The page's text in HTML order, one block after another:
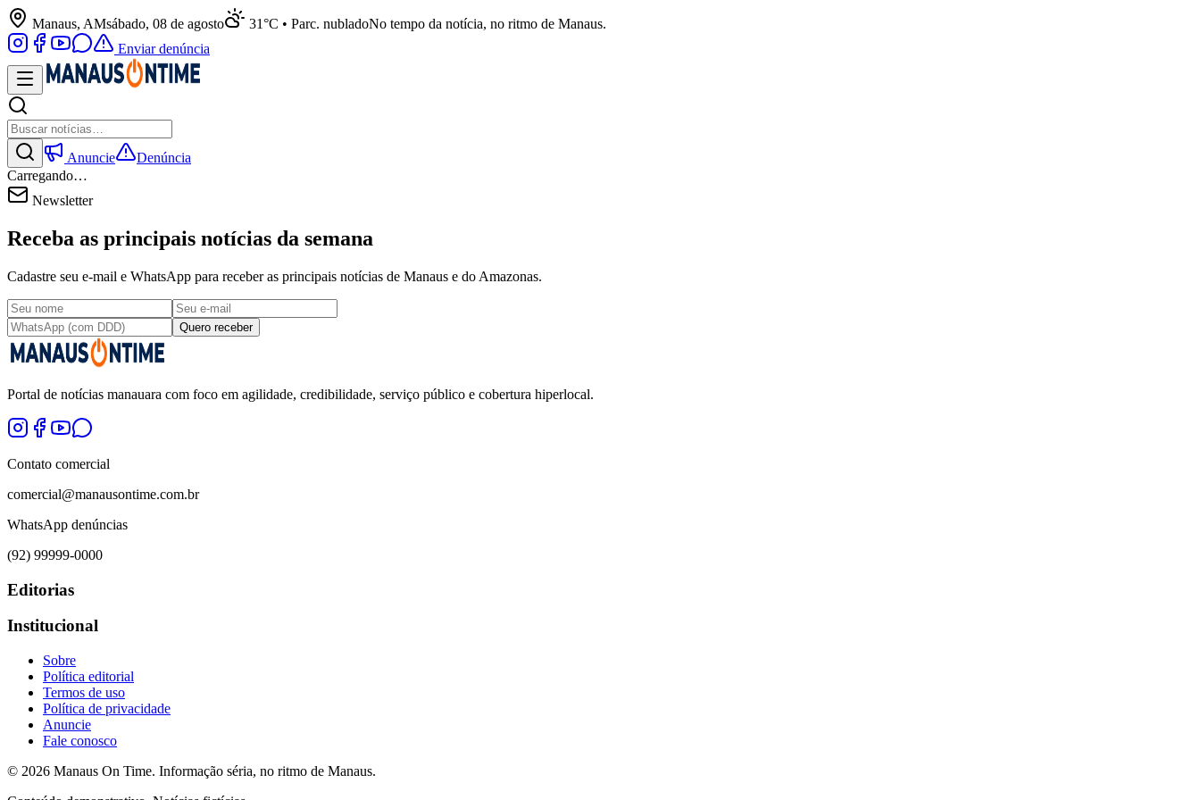
Manaus, AMsábado, 08 de agosto 31°C • Parc. nubladoNo tempo da notícia, no ritmo de Manaus.
Enviar denúncia
Anuncie
Denúncia
Carregando…
Newsletter
Receba as principais notícias da semana
Cadastre seu e-mail e WhatsApp para receber as principais notícias de Manaus e do Amazonas.
Quero receber
Portal de notícias manauara com foco em agilidade, credibilidade, serviço público e cobertura hiperlocal.
Contato comercial
comercial@manausontime.com.br
WhatsApp denúncias
(92) 99999-0000
Editorias
Institucional
Sobre
Política editorial
Termos de uso
Política de privacidade
Anuncie
Fale conosco
© 2026 Manaus On Time. Informação séria, no ritmo de Manaus.